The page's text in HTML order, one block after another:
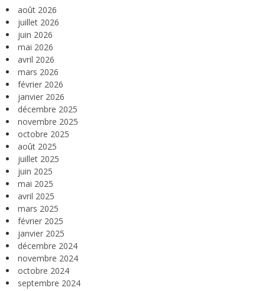
août 2026
juillet 2026
juin 2026
mai 2026
avril 2026
mars 2026
février 2026
janvier 2026
décembre 2025
novembre 2025
octobre 2025
août 2025
juillet 2025
juin 2025
mai 2025
avril 2025
mars 2025
février 2025
janvier 2025
décembre 2024
novembre 2024
octobre 2024
septembre 2024